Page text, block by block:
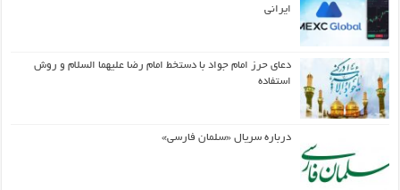
ایرانی
دعای حرز امام جواد با دستخط امام رضا علیهما السلام و روش
استفاده
درباره سریال «سلمان فارسی»